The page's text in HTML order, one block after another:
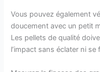
Vous pouvez également
doucement avec un petit
Les pellets de qualité
l’impact sans éclater ni se